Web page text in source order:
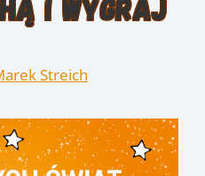
i wygraj
Streich